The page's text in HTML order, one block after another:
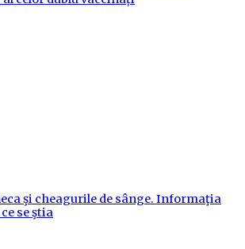
şi cheagurile de sânge. Informaţia
se ştia